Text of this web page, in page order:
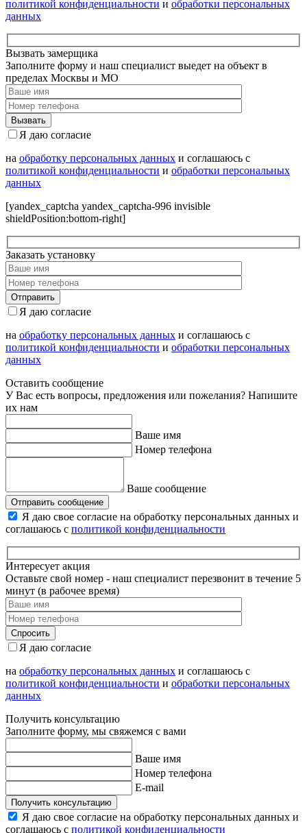
политикой конфиденциальности и обработки персональных
данных
Вызвать замерщика
Заполните форму и наш специалист выедет на объект в
пределах Москвы и МО
Я даю согласие
на обработку персональных данных и соглашаюсь с
политикой конфиденциальности и обработки персональных
данных
[yandex_captcha yandex_captcha-996 invisible
shieldPosition:bottom-right]
Заказать установку
Я даю согласие
на обработку персональных данных и соглашаюсь с
политикой конфиденциальности и обработки персональных
данных
Оставить сообщение
У Вас есть вопросы, предложения или пожелания? Напишите
их нам
Ваше имя
Номер телефона
Ваше сообщение
Отправить сообщение
Я даю свое согласие на обработку персональных данных и
соглашаюсь с политикой конфиденциальности
Интересует акция
Оставьте свой номер - наш специалист перезвонит в течение 5
минут (в рабочее время)
Я даю согласие
на обработку персональных данных и соглашаюсь с
политикой конфиденциальности и обработки персональных
данных
Получить консультацию
Заполните форму, мы свяжемся с вами
Ваше имя
Номер телефона
E-mail
Получить консультацию
Я даю свое согласие на обработку персональных данных и
соглашаюсь с политикой конфиденциальности